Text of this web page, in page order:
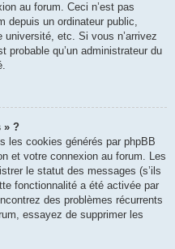
au forum. Ceci n’est pas
depuis un ordinateur public,
etc. Si vous n’arrivez
qu’un administrateur du
» ?
les cookies générés par phpBB
et votre connexion au forum. Les
le statut des messages (s’ils
fonctionnalité a été activée par
des problèmes récurrents
essayez de supprimer les